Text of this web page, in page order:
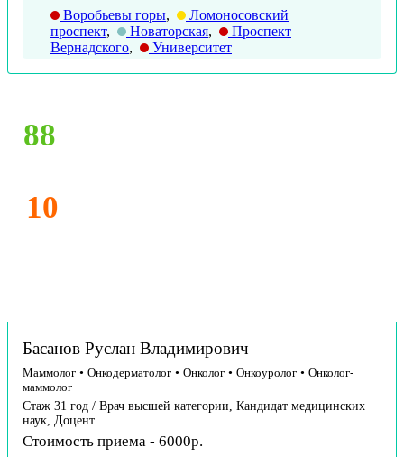
Воробьевы горы,
Ломоносовский
проспект, Новаторская,
Проспект
Вернадского, Университет
88
10
Басанов Руслан Владимирович
Маммолог • Онкодерматолог • Онколог • Онкоуролог • Онколог-
маммолог
Стаж 31 год / Врач высшей категории, Кандидат медицинских
наук, Доцент
Стоимость приема - 6000р.